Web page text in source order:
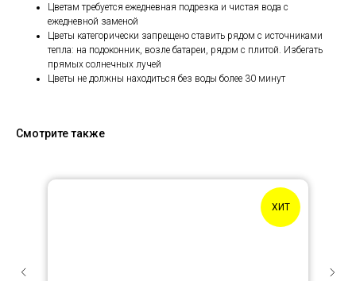
Цветам требуется ежедневная подрезка и чистая вода с
ежедневной заменой
Цветы категорически запрещено ставить рядом с источниками
тепла: на подоконник, возле батареи, рядом с плитой. Избегать
прямых солнечных лучей
Цветы не должны находиться без воды более 30 минут
Смотрите также
ХИТ